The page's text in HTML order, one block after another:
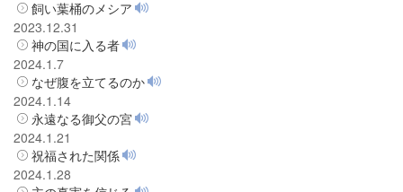
飼い葉桶のメシア
2023.12.31
神の国に入る者
2024.1.7
なぜ腹を立てるのか
2024.1.14
永遠なる御父の宮
2024.1.21
祝福された関係
2024.1.28